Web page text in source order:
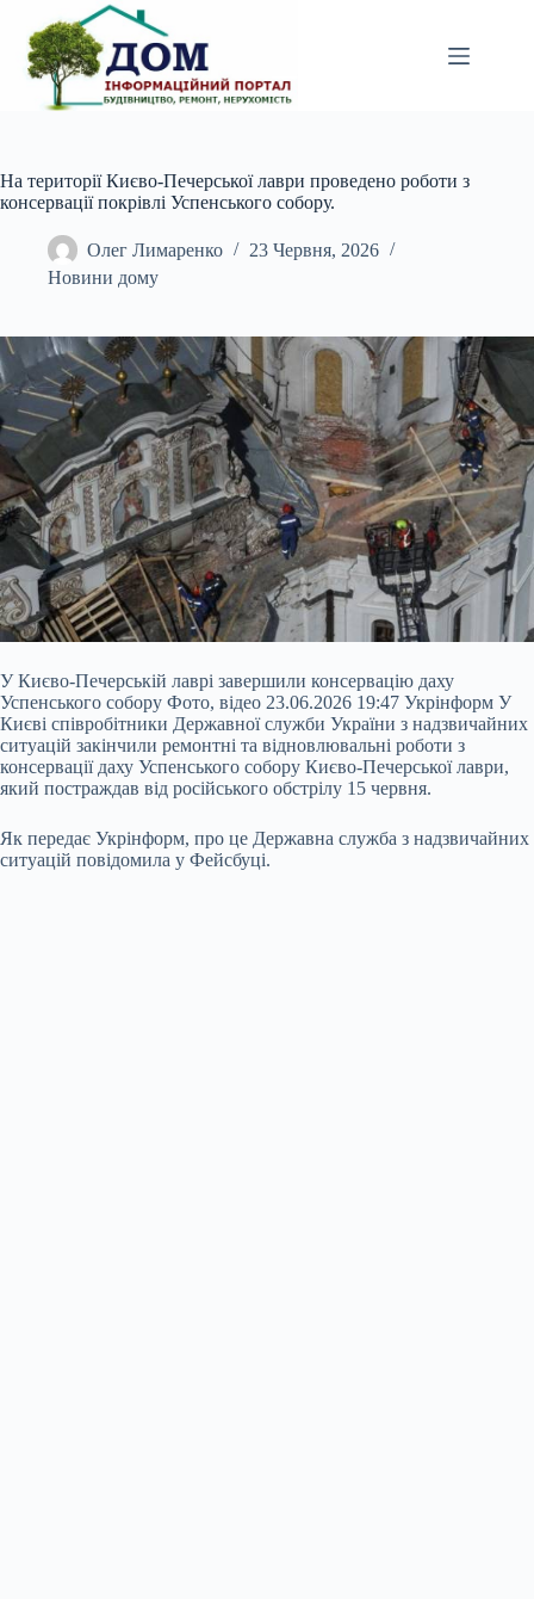
вмісту
На території Києво-Печерської лаври проведено роботи з
консервації покрівлі Успенського собору.
Олег Лимаренко
23 Червня, 2026
Новини дому
У Києво-Печерській лаврі завершили консервацію даху
Успенського собору Фото, відео 23.06.2026 19:47 Укрінформ У
Києві співробітники Державної служби України з надзвичайних
ситуацій закінчили ремонтні та відновлювальні роботи з
консервації даху Успенського собору Києво-Печерської лаври,
який постраждав від російського обстрілу 15 червня.
Як передає Укрінформ, про це Державна служба з надзвичайних
ситуацій повідомила у Фейсбуці.